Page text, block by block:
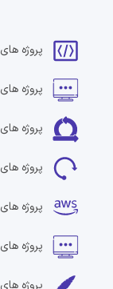
پروژه های
پروژه های
پروژه های
پروژه های
پروژه های
پروژه های
پروژه های